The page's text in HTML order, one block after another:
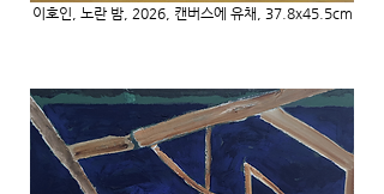
이호인, 노란 밤, 2026, 캔버스에 유채, 37.8x45.5cm